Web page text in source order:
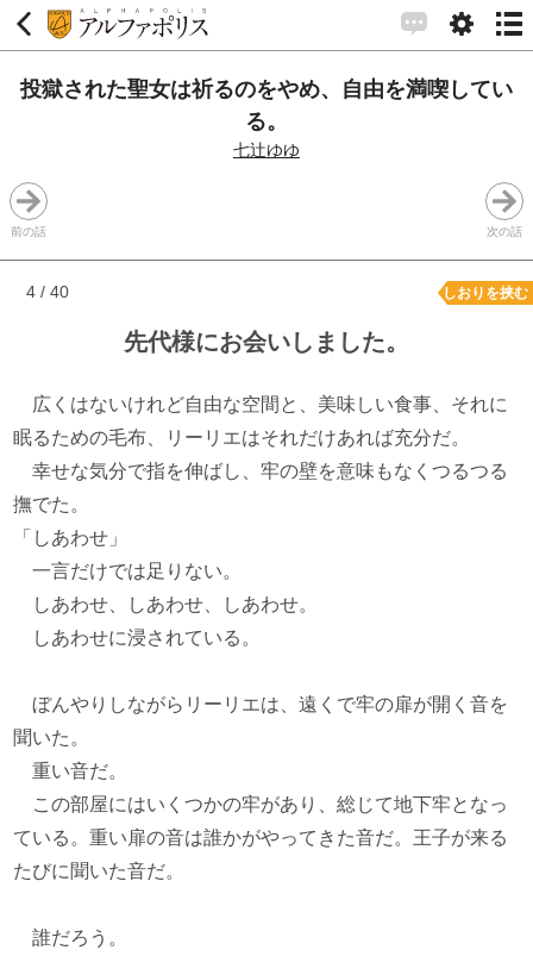
投獄された聖女は祈るのをやめ、自由を満喫してい
る。
七辻ゆゆ
前の話 次の話
4 / 40 しおりを挟む
先代様にお会いしました。
広くはないけれど自由な空間と、美味しい食事、それに
眠るための毛布、リーリエはそれだけあれば充分だ。
幸せな気分で指を伸ばし、牢の壁を意味もなくつるつる
撫でた。
「しあわせ」
一言だけでは足りない。
しあわせ、しあわせ、しあわせ。
しあわせに浸されている。
ぼんやりしながらリーリエは、遠くで牢の扉が開く音を
聞いた。
重い音だ。
この部屋にはいくつかの牢があり、総じて地下牢となっ
ている。重い扉の音は誰かがやってきた音だ。王子が来る
たびに聞いた音だ。
誰だろう。